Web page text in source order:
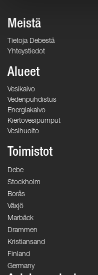
Meistä
Tietoja Debestä
Yhteystiedot
Alueet
Vesikaivo
Vedenpuhdistus
Energiakaivo
Kiertovesipumput
Vesihuolto
Toimistot
Debe
Stockholm
Borås
Växjö
Marbäck
Drammen
Kristiansand
Finland
Germany